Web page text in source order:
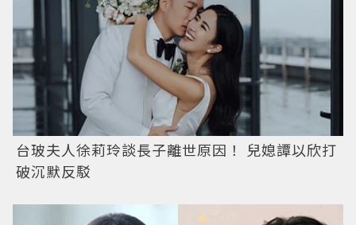
台玻夫人徐莉玲談長子離世原因！ 兒媳譚以欣打
破沉默反駁